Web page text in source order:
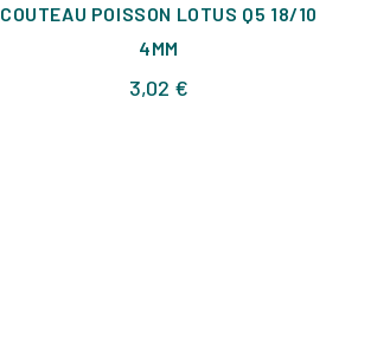
COUTEAU POISSON LOTUS Q5 18/10
4MM
3,02 €